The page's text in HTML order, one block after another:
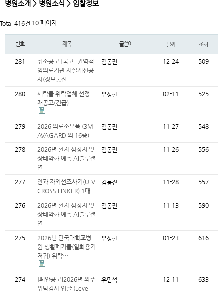
병원소개 > 병원소식 > 입찰정보
Total 416건 10 페이지
번호 제목 글쓴이 날짜 조회
281
취소공고 [국고] 권역책
임의료기관 시설개선공
사(정보통신…
김동진 12-24 509
280
세탁물 위탁업체 선정
재공고(긴급)
유성한 02-11 525
279
2026 의료소모품 (3M
AVAGARD 외 16종) …
김동진 11-27 548
278
2026년 환자 심정지 및
상태악화 예측 AI솔루션
연…
김동진 11-26 556
277
안과 자외선조사기(U.V
CROSS LINKER) 1대
김동진 11-28 557
276
2026년 환자 심정지 및
상태악화 예측 AI솔루션
연…
김동진 11-13 590
275
2026년 단국대학교병
원 생활폐기물(일회용기
저귀) 위탁…
유성한 01-23 616
274
[폐안공고]2026년 외주
위탁검사 입찰 (Level
유민석 12-11 633